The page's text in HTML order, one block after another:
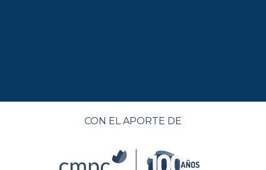
CON EL APORTE DE